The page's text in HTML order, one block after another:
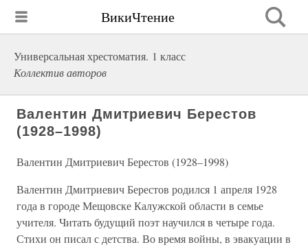
ВикиЧтение
Универсальная хрестоматия. 1 класс
Коллектив авторов
Валентин Дмитриевич Берестов
(1928–1998)
Валентин Дмитриевич Берестов (1928–1998)
Валентин Дмитриевич Берестов родился 1 апреля 1928
года в городе Мещовске Калужской области в семье
учителя. Читать будущий поэт научился в четыре года.
Стихи он писал с детства. Во время войны, в эвакуации в